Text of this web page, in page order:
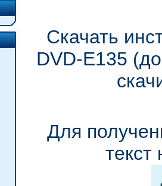
Скачать
DVD-E135
Для
текст